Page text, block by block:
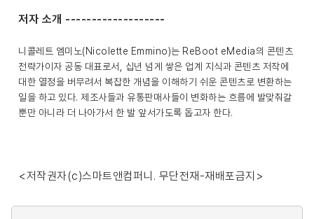
저자 소개 -------------------
니콜레트 엠미노(Nicolette Emmino)는 ReBoot eMedia의 콘텐츠
전략가이자 공동 대표로서, 십년 넘게 쌓은 업계 지식과 콘텐츠 저작에
대한 열정을 버무려서 복잡한 개념을 이해하기 쉬운 콘텐츠로 변환하는
일을 하고 있다. 제조사들과 유통판매사들이 변화하는 흐름에 발맞춰갈
뿐만 아니라 더 나아가서 한 발 앞서가도록 돕고자 한다.
<저작권자(c)스마트앤컴퍼니. 무단전재-재배포금지>